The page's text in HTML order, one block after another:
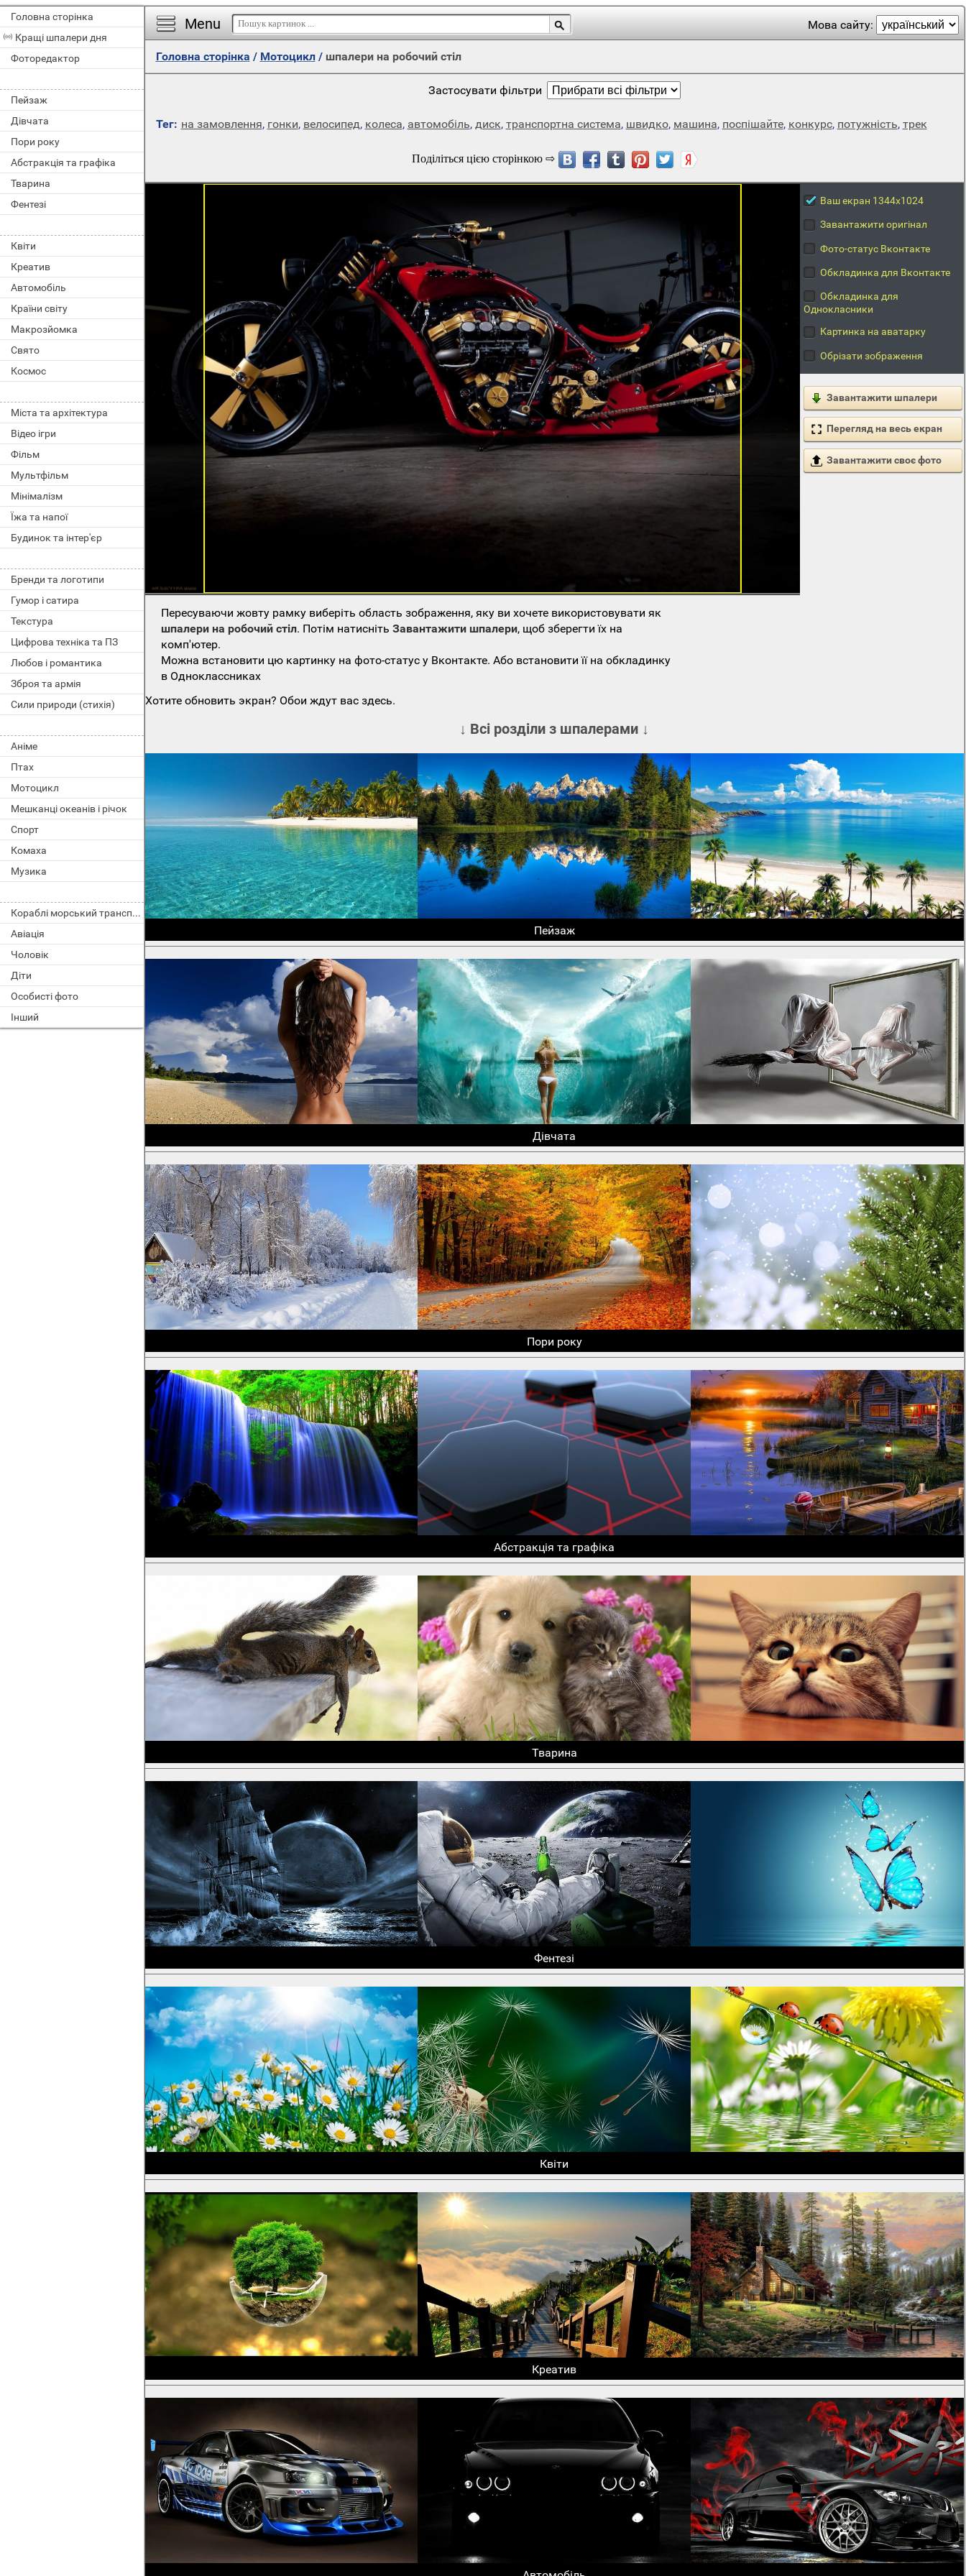
Головна сторінка
Кращі шпалери дня
Фоторедактор
Пейзаж
Дівчата
Пори року
Абстракція та графіка
Тварина
Фентезі
Квіти
Креатив
Автомобіль
Країни світу
Макрозйомка
Свято
Космос
Міста та архітектура
Відео ігри
Фільм
Мультфільм
Мінімалізм
Їжа та напої
Будинок та інтер'єр
Бренди та логотипи
Гумор і сатира
Текстура
Цифрова техніка та ПЗ
Любов і романтика
Зброя та армія
Сили природи (стихія)
Аніме
Птах
Мотоцикл
Мешканці океанів і річок
Спорт
Комаха
Музика
Кораблі морський транспорт
Авіація
Чоловік
Діти
Особисті фото
Інший
Menu Мова сайту:
Головна сторінка / Мотоцикл/ шпалери на робочий стіл
Застосувати фільтри
Тег: на замовлення, гонки, велосипед, колеса, автомобіль, диск, транспортна система, швидко, машина, поспішайте, конкурс, потужність, трек
Ваш екран 1344x1024
Завантажити оригінал
Фото-статус Вконтакте
Обкладинка для Вконтакте
Обкладинка для
Однокласники
Картинка на аватарку
Обрізати зображення
Завантажити шпалери
Перегляд на весь екран
Завантажити своє фото
Пересуваючи жовту рамку виберіть область зображення, яку ви хочете використовувати як
шпалери на робочий стіл. Потім натиснітьЗавантажити шпалери, щоб зберегти їх на
комп'ютер.
Можна встановити цю картинку на фото-статус у Вконтакте. Або встановити її на обкладинку
в Одноклассниках
Хотите обновить экран? Обои ждут вас здесь.
↓ Всі розділи з шпалерами ↓
Пейзаж
Дівчата
Пори року
Абстракція та графіка
Тварина
Фентезі
Квіти
Креатив